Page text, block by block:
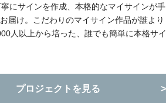
にサインを作成、本格的なマイサインが手
届け。こだわりのマイサイン作品が誰より
人以上から培った、誰でも簡単に本格サイ
プロジェクトを見る